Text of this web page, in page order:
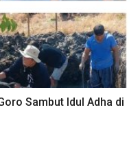
Sambut Idul Adha di